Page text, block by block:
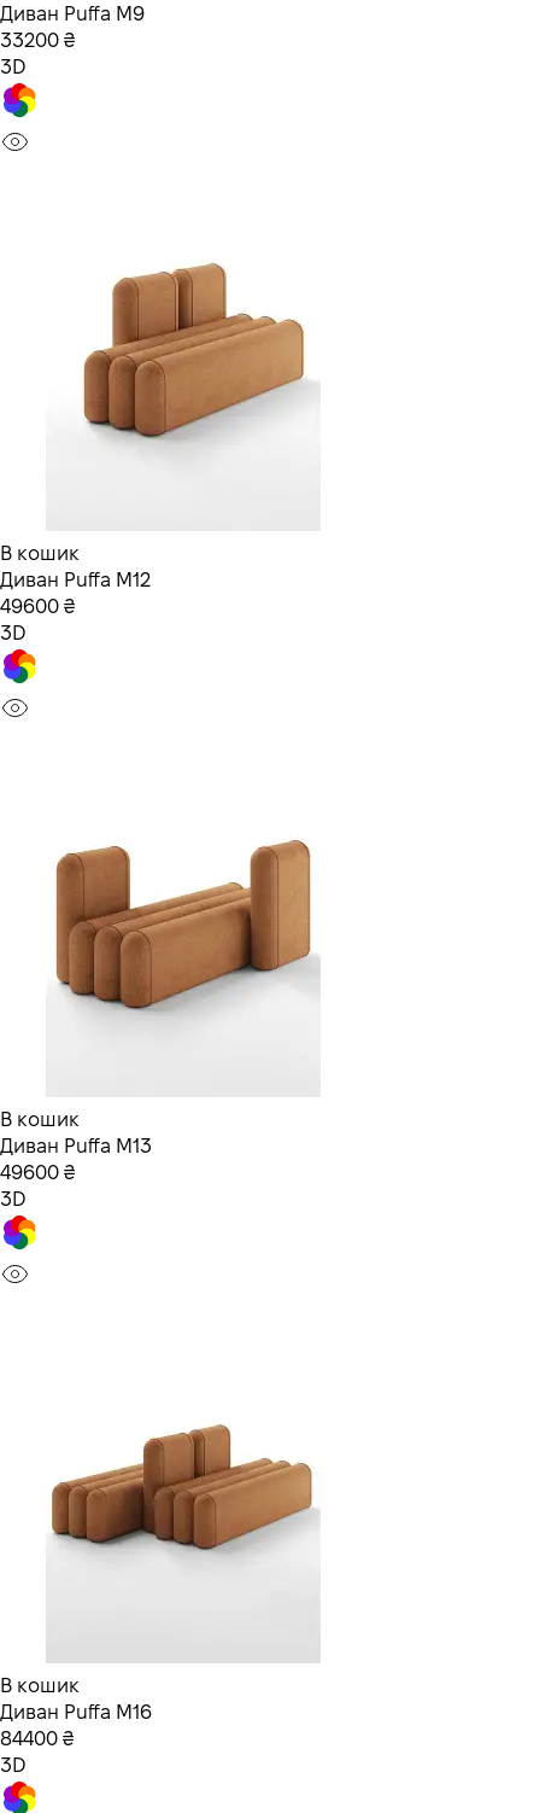
Диван Puffa M9
33200 ₴
3D
В кошик
Диван Puffa M12
49600 ₴
3D
В кошик
Диван Puffa M13
49600 ₴
3D
В кошик
Диван Puffa M16
84400 ₴
3D